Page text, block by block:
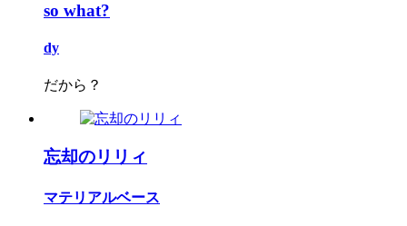
so what?
dy
だから？
忘却のリリィ
マテリアルベース